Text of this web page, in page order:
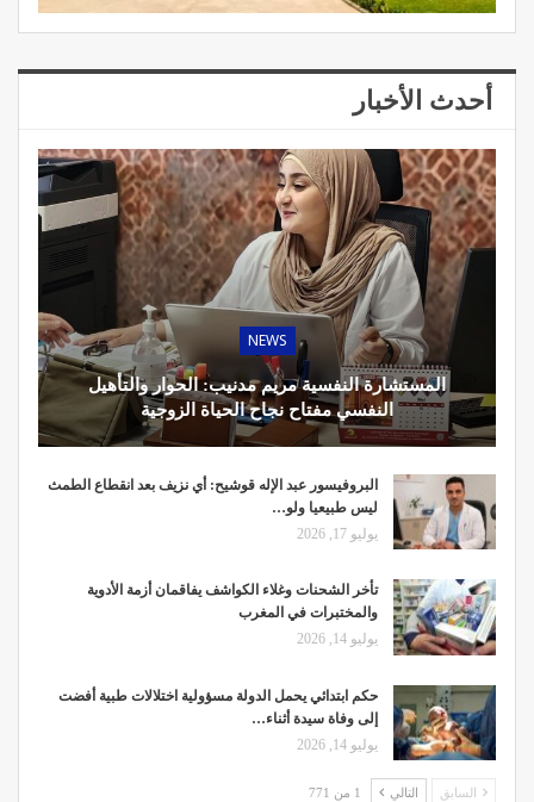
أحدث الأخبار
NEWS
المستشارة النفسية مريم مدنيب: الحوار والتأهيل
النفسي مفتاح نجاح الحياة الزوجية
البروفيسور عبد الإله قوشيح: أي نزيف بعد انقطاع الطمث
ليس طبيعيا ولو…
يوليو 17, 2026
تأخر الشحنات وغلاء الكواشف يفاقمان أزمة الأدوية
والمختبرات في المغرب
يوليو 14, 2026
حكم ابتدائي يحمل الدولة مسؤولية اختلالات طبية أفضت
إلى وفاة سيدة أثناء…
يوليو 14, 2026
السابق التالي 1 من 771